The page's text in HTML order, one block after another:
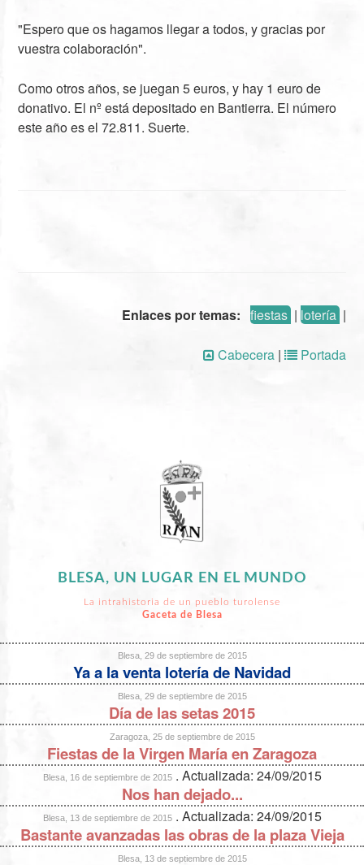
"Espero que os hagamos llegar a todos, y gracias por
vuestra colaboración".
Como otros años, se juegan 5 euros, y hay 1 euro de
donativo. El nº está depositado en Bantierra. El número
este año es el 72.811. Suerte.
Enlaces por temas: fiestas| lotería|
Cabecera| Portada
BLESA, UN LUGAR EN EL MUNDO
La intrahistoria de un pueblo turolense
Gaceta de Blesa
Blesa, 29 de septiembre de 2015
Ya a la venta lotería de Navidad
Blesa, 29 de septiembre de 2015
Día de las setas 2015
Zaragoza, 25 de septiembre de 2015
Fiestas de la Virgen María en Zaragoza
Blesa, 16 de septiembre de 2015. Actualizada: 24/09/2015
Nos han dejado...
Blesa, 13 de septiembre de 2015. Actualizada: 24/09/2015
Bastante avanzadas las obras de la plaza Vieja
Blesa, 13 de septiembre de 2015